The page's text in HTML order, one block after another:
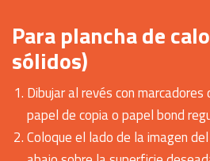
Para plancha de
sólidos)
Dibujar al revés con marcadores
papel de copia o papel bond
Coloque el lado de la imagen